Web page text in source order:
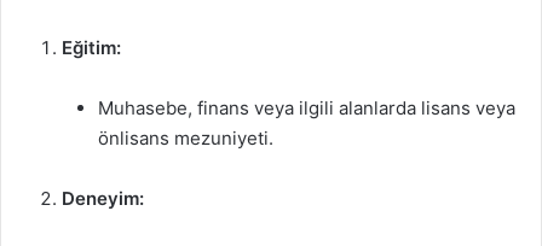
Eğitim:
Muhasebe, finans veya ilgili alanlarda lisans veya
önlisans mezuniyeti.
Deneyim: